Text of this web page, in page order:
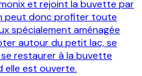
et rejoint la buvette par
peut donc profiter toute
spécialement aménagée
autour du petit lac, se
restaurer à la buvette
elle est ouverte.